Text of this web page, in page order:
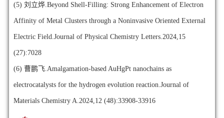
(5) 刘立烨.Beyond Shell-Filling: Strong Enhancement of Electron
Affinity of Metal Clusters through a Noninvasive Oriented External
Electric Field.Journal of Physical Chemistry Letters.2024,15
(27):7028
(6) 曹鹏飞.Amalgamation-based AuHgPt nanochains as
electrocatalysts for the hydrogen evolution reaction.Journal of
Materials Chemistry A.2024,12 (48):33908-33916